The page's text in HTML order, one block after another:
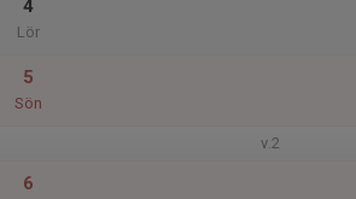
4
Lör
5
Sön
v.2
6